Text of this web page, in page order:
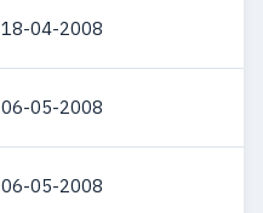
18-04-2008
06-05-2008
06-05-2008